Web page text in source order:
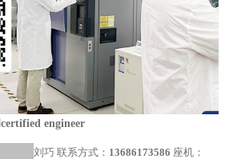
certified engineer
刘巧 联系方式： 13686173586 座机：